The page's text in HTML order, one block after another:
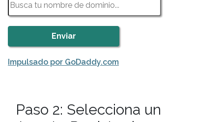
Impulsado por GoDaddy.com
Paso 2: Selecciona un